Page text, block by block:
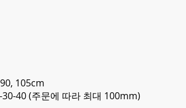
105cm
30-40 (주문에 따라 최대 100mm)